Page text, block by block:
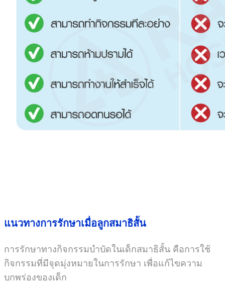
แนวทางการรักษาเมื่อลูกสมาธิสั้น
การรักษาทางกิจกรรมบำบัดในเด็กสมาธิสั้น คือการใช้
กิจกรรมที่มีจุดมุ่งหมายในการรักษา เพื่อแก้ไขความ
บกพร่องของเด็ก